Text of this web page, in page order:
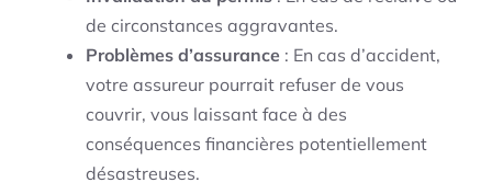
de circonstances aggravantes.
Problèmes d’assurance : En cas d’accident,
votre assureur pourrait refuser de vous
couvrir, vous laissant face à des
conséquences financières potentiellement
désastreuses.